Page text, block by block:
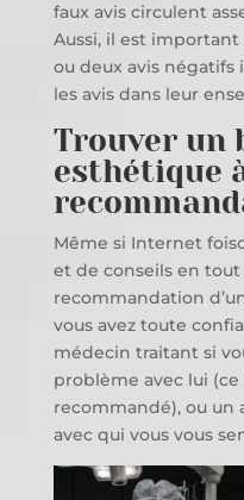
faux avis circulent
Aussi, il est important
ou deux avis négatifs
les avis dans leur
Trouver un
esthétique
Même si Internet
et de conseils en
recommandation
vous avez toute
médecin traitant si
problème avec lui (ce
recommandé), ou un
avec qui vous vous